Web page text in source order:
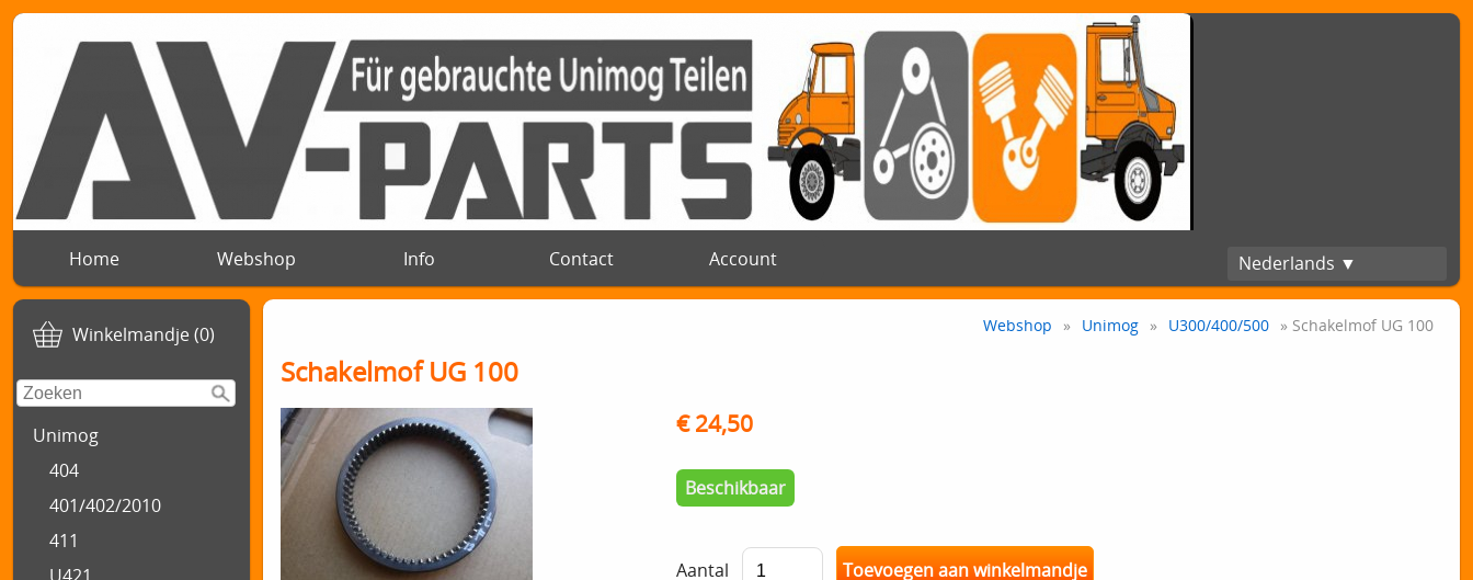
Nederlands ▼
Home Webshop Info Contact Account
Winkelmandje (0)
Unimog
404
401/402/2010
411
Webshop » Unimog » U300/400/500 » Schakelmof UG 100
Schakelmof UG 100
€ 24,50
Beschikbaar
Aantal